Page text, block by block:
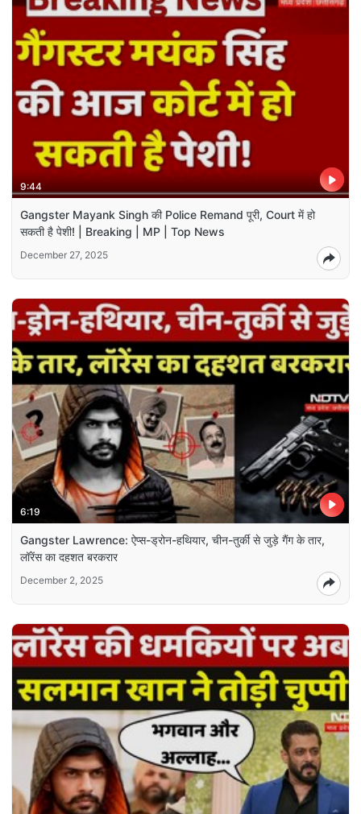
9:44
Gangster Mayank Singh की Police Remand पूरी, Court में हो
सकती है पेशी! | Breaking | MP | Top News
December 27, 2025
6:19
Gangster Lawrence: ऐप्स-ड्रोन-हथियार, चीन-तुर्की से जुड़े गैंग के तार,
लॉरेंस का दहशत बरकरार
December 2, 2025